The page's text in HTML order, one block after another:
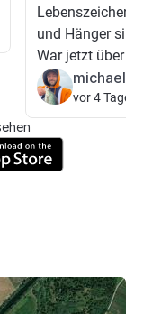
Lebenszeichen
und Hänger
War jetzt über
michael
vor 4 Tagen